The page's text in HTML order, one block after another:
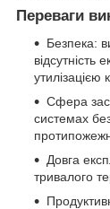
Переваги
Безпека:
відсутність
утилізацією
Сфера
системах
Довга
тривалого